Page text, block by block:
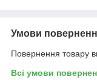
Умови
Повернення товару
Всі умови